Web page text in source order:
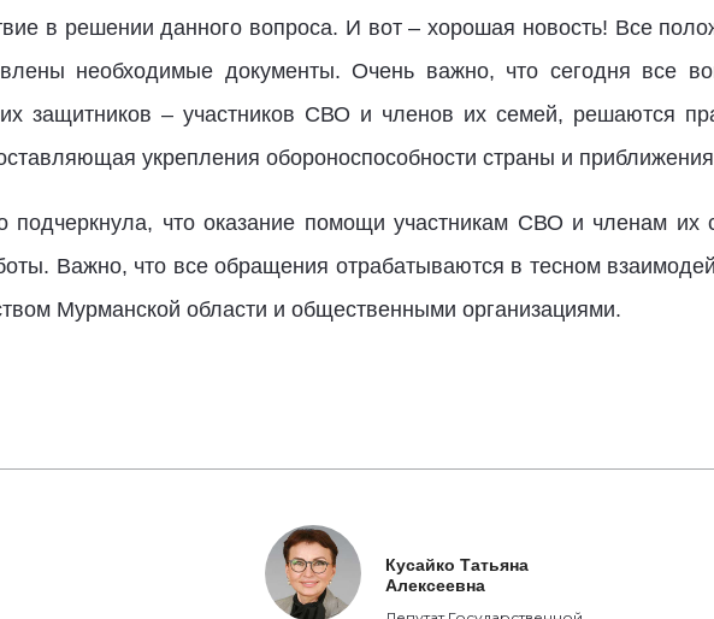
в решении данного вопроса. И вот – хорошая новость! Все
необходимые документы. Очень важно, что сегодня все
защитников – участников СВО и членов их семей, решаются
укрепления обороноспособности страны и
подчеркнула, что оказание помощи участникам СВО и членам
Важно, что все обращения отрабатываются в тесном
Мурманской области и общественными организациями.
Кусайко Татьяна
Алексеевна